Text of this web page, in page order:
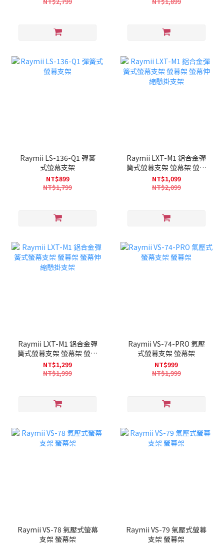
Raymii LS-136-Q1 彈簧
式螢幕支架
NT$899
NT$1,799
Raymii LXT-M1 鋁合金彈
簧式螢幕支架 螢幕架 螢幕
伸縮懸掛支架
NT$1,099
NT$2,099
Raymii LXT-M1 鋁合金彈
簧式螢幕支架 螢幕架 螢幕
伸縮懸掛支架
NT$1,299
NT$1,999
Raymii VS-74-PRO 氣壓
式螢幕支架 螢幕架
NT$999
NT$1,999
Raymii VS-78 氣壓式螢幕
支架 螢幕架
Raymii VS-79 氣壓式螢幕
支架 螢幕架